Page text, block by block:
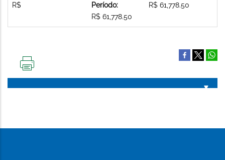
R$
Período:
R$ 61,778.50
R$ 61,778.50
PÁGINA